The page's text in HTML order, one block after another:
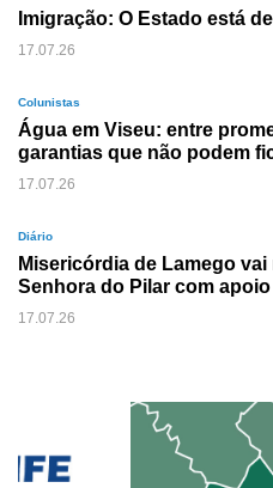
Imigração: O Estado está
17.07.26
Colunistas
Água em Viseu: entre
garantias que não podem
17.07.26
Diário
Misericórdia de Lamego
Senhora do Pilar com
17.07.26